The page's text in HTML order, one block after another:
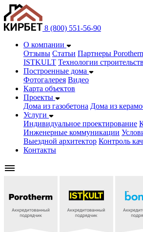
8 (800) 551-56-90
О компании
Отзывы Статьи Партнеры
ISTKULT Технологии
Построенные дома
Фотогалерея Видео
Карта объектов
Проекты
Дома из газобетонa Дома из
Услуги
Индивидуальное проектирование
Инженерные коммуникации
Выездной архитектор Контроль
Контакты